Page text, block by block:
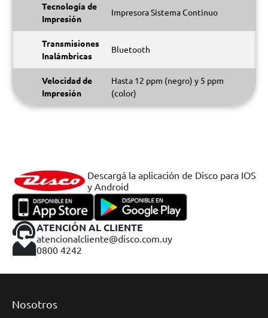
Tecnología de
Impresión
Impresora Sistema Continuo
Transmisiones
Inalámbricas
Bluetooth
Velocidad de
Impresión
Hasta 12 ppm (negro) y 5 ppm
(color)
Descargá la aplicación de Disco para IOS
y Android
ATENCIÓN AL CLIENTE
atencionalcliente@disco.com.uy
0800 4242
Nosotros